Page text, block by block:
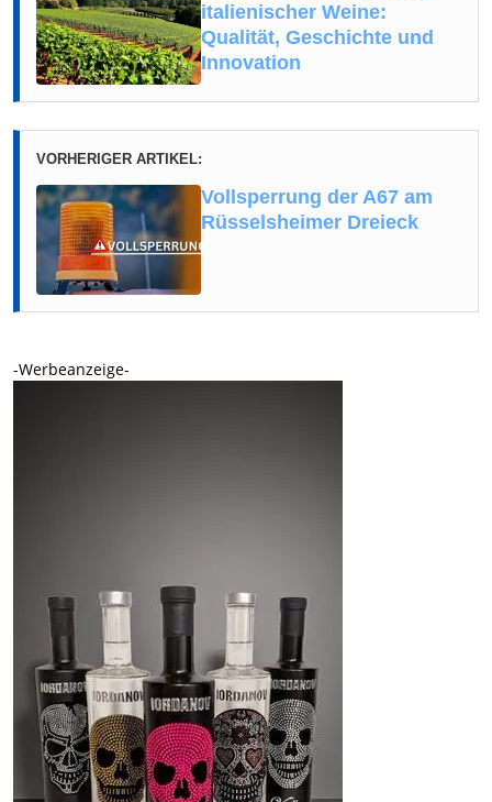
italienischer Weine:
Qualität, Geschichte und
Innovation
VORHERIGER ARTIKEL:
Vollsperrung der A67 am
Rüsselsheimer Dreieck
-Werbeanzeige-